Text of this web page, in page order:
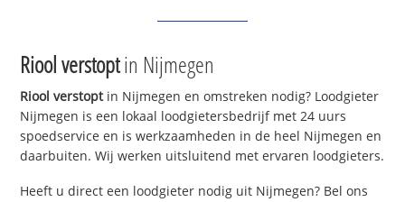
Riool verstoptin Nijmegen
Riool verstoptin Nijmegen en omstreken nodig? Loodgieter
Nijmegen is een lokaal loodgietersbedrijf met 24 uurs
spoedservice en is werkzaamheden in de heel Nijmegen en
daarbuiten. Wij werken uitsluitend met ervaren loodgieters.
Heeft u direct een loodgieter nodig uit Nijmegen? Bel ons